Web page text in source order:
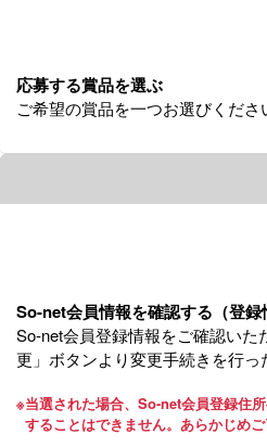
応募する賞品を選ぶ
ご希望の賞品を一つお選びくださ
So-net会員情報を確認する（登録
So-net会員登録情報をご確認い
更」ボタンより変更手続きを行
※当選された場合、So-net会員登録住
することはできません。あらかじめご